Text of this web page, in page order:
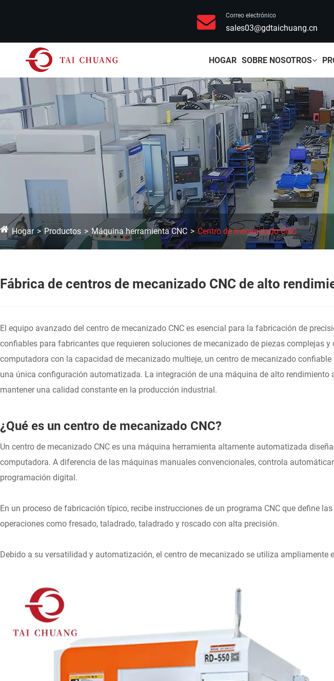
Correo electrónico
sales03@gdtaichuang.cn
HOGAR SOBRE NOSOTROS
Hogar Productos Máquina herramienta CNC Centro de mecanizado CNC
Fábrica de centros de mecanizado CNC de alto
El equipo avanzado del centro de mecanizado CNC es esencial para la fabricación de
confiables para fabricantes que requieren soluciones de mecanizado de piezas complejas
computadora con la capacidad de mecanizado multieje, un centro de mecanizado
una única configuración automatizada. La integración de una máquina de alto
mantener una calidad constante en la producción industrial.
¿Qué es un centro de mecanizado CNC?
Un centro de mecanizado CNC es una máquina herramienta altamente automatizada
computadora. A diferencia de las máquinas manuales convencionales, controla
programación digital.
En un proceso de fabricación típico, recibe instrucciones de un programa CNC que define
operaciones como fresado, taladrado, taladrado y roscado con alta precisión.
Debido a su versatilidad y automatización, el centro de mecanizado se utiliza